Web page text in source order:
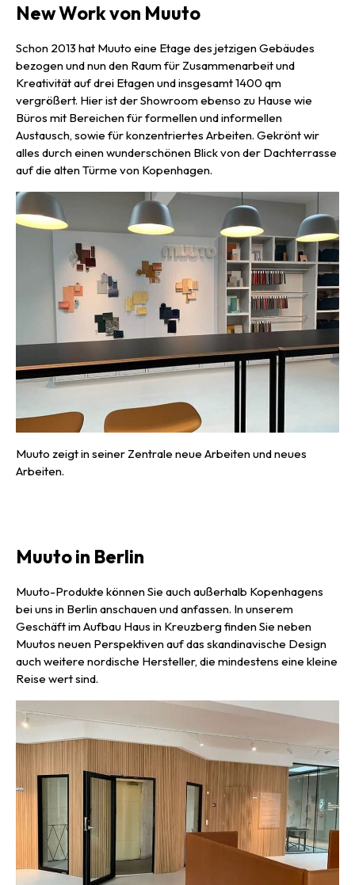
New Work von Muuto
Schon 2013 hat Muuto eine Etage des jetzigen Gebäudes
bezogen und nun den Raum für Zusammenarbeit und
Kreativität auf drei Etagen und insgesamt 1400 qm
vergrößert. Hier ist der Showroom ebenso zu Hause wie
Büros mit Bereichen für formellen und informellen
Austausch, sowie für konzentriertes Arbeiten. Gekrönt wir
alles durch einen wunderschönen Blick von der Dachterrasse
auf die alten Türme von Kopenhagen.
Muuto zeigt in seiner Zentrale neue Arbeiten und neues
Arbeiten.
Muuto in Berlin
Muuto-Produkte können Sie auch außerhalb Kopenhagens
bei uns in Berlin anschauen und anfassen. In unserem
Geschäft im Aufbau Haus in Kreuzberg finden Sie neben
Muutos neuen Perspektiven auf das skandinavische Design
auch weitere nordische Hersteller, die mindestens eine kleine
Reise wert sind.